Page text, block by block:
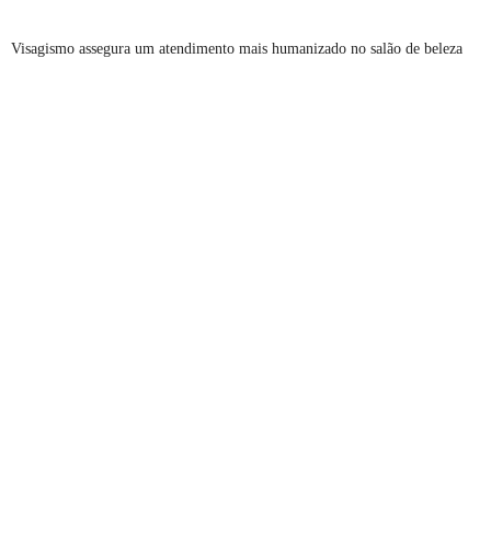
Visagismo assegura um atendimento mais humanizado no salão de beleza